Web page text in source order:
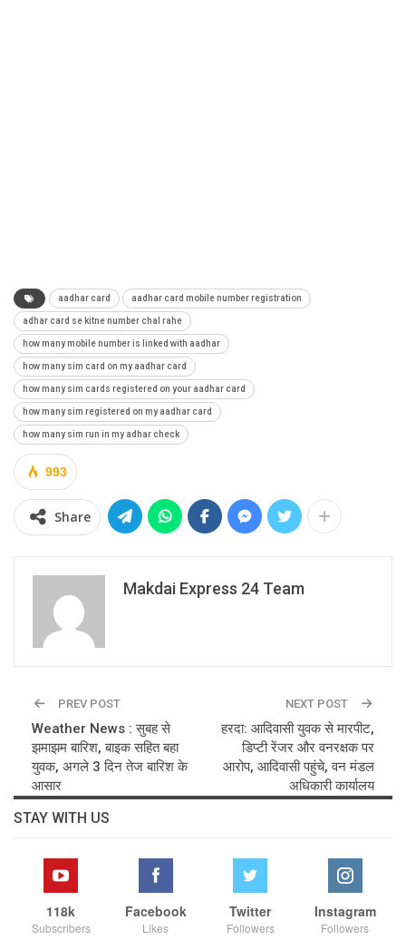
aadhar card aadhar card mobile number registration
adhar card se kitne number chal rahe
how many mobile number is linked with aadhar
how many sim card on my aadhar card
how many sim cards registered on your aadhar card
how many sim registered on my aadhar card
how many sim run in my adhar check
993
Share
Makdai Express 24 Team
PREV POST
Weather News : सुबह से
झमाझम बारिश, बाइक सहित बहा
युवक, अगले 3 दिन तेज बारिश के
आसार
NEXT POST
हरदा: आदिवासी युवक से मारपीट,
डिप्टी रेंजर और वनरक्षक पर
आरोप, आदिवासी पहुंचे, वन मंडल
अधिकारी कार्यालय
STAY WITH US
118k
Subscribers
Facebook
Likes
Twitter
Followers
Instagram
Followers